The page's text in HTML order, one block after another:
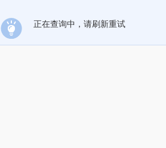
正在查询中，请刷新重试